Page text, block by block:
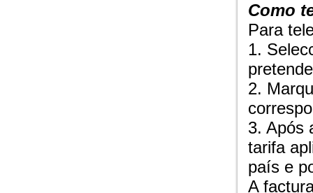
Como
Para
1.
2.
3. Após
tarifa
país e
A